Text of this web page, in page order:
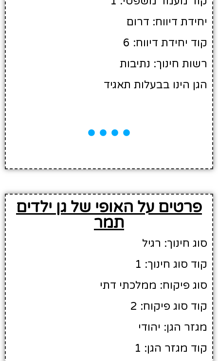
יחידת דיווח: דרום
קוד יחידת דיווח: 6
רשות חינוך: נתיבות
הגן הינו בבעלות תאגיד
פרטים על האופי של גן ילדים
תמר
סוג חינוך: רגיל
קוד סוג חינוך: 1
סוג פיקוח: ממלכתי דתי
קוד סוג פיקוח: 2
מגזר הגן: יהודי
קוד מגזר הגן: 1